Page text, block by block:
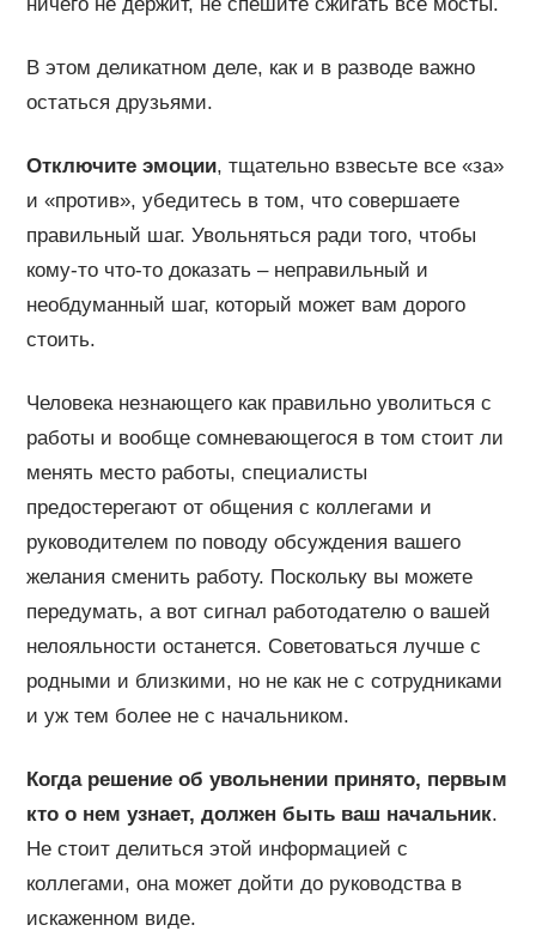
В этом деликатном деле, как и в разводе важно
остаться друзьями.
Отключите эмоции, тщательно взвесьте все «за»
и «против», убедитесь в том, что совершаете
правильный шаг. Увольняться ради того, чтобы
кому-то что-то доказать – неправильный и
необдуманный шаг, который может вам дорого
стоить.
Человека незнающего как правильно уволиться с
работы и вообще сомневающегося в том стоит ли
менять место работы, специалисты
предостерегают от общения с коллегами и
руководителем по поводу обсуждения вашего
желания сменить работу. Поскольку вы можете
передумать, а вот сигнал работодателю о вашей
нелояльности останется. Советоваться лучше с
родными и близкими, но не как не с сотрудниками
и уж тем более не с начальником.
Когда решение об увольнении принято, первым
кто о нем узнает, должен быть ваш начальник.
Не стоит делиться этой информацией с
коллегами, она может дойти до руководства в
искаженном виде.